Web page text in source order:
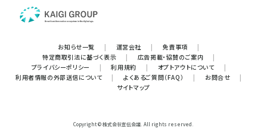
お知らせ一覧 | 運営会社 | 免責事項
|
特定商取引法に基づく表示
| 広告掲載・協賛のご案内
|
プライバシーポリシー
| 利用規約 | オプトアウトについて
|
利用者情報の外部送信について
| よくあるご質問（FAQ） | お問合せ
|
サイトマップ
Copyright © 株式会社宣伝会議. All rights reserved.